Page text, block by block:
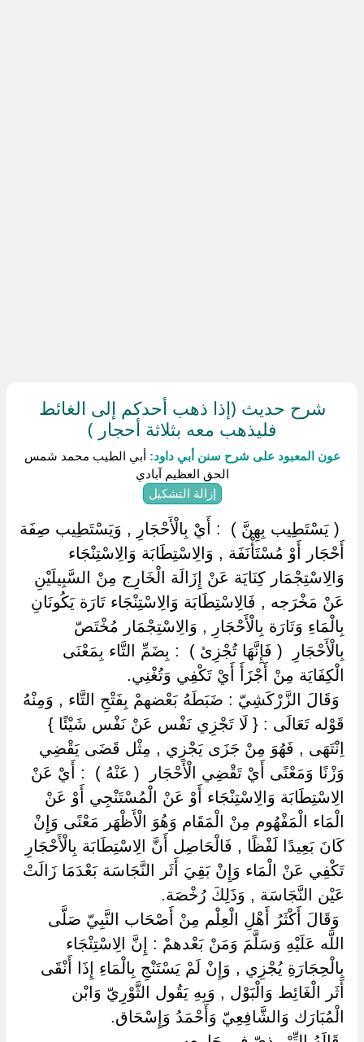
شرح حديث (إذا ذهب أحدكم إلى الغائط
فليذهب معه بثلاثة أحجار )
عون المعبود على شرح سنن أبي داود: أبي الطيب محمد شمس
الحق العظيم آبادي
إزالة التشكيل
‏ ‏( يَسْتَطِيب بِهِنَّ ) ‏ ‏: أَيْ بِالْأَحْجَارِ , وَيَسْتَطِيب صِفَة
أَحْجَار أَوْ مُسْتَأْنَفَة , وَالِاسْتِطَابَة وَالِاسْتِنْجَاء
وَالِاسْتِجْمَار كِنَايَة عَنْ إِزَالَة الْخَارِج مِنْ السَّبِيلَيْنِ
عَنْ مَخْرَجه , فَالِاسْتِطَابَة وَالِاسْتِنْجَاء تَارَة يَكُونَانِ
بِالْمَاءِ وَتَارَة بِالْأَحْجَارِ , وَالِاسْتِجْمَار مُخْتَصّ
بِالْأَحْجَارِ ‏ ‏( فَإِنَّهَا تُجْزِئ ) ‏ ‏: بِضَمِّ التَّاء بِمَعْنَى
الْكِفَايَة مِنْ أَجْزَأَ أَيْ تَكْفِي وَتُغْنِي.
‏ ‏وَقَالَ الزَّرْكَشِيّ : ضَبَطَهُ بَعْضهمْ بِفَتْحِ التَّاء , وَمِنْهُ
قَوْله تَعَالَى : { لَا تَجْزِي نَفْس عَنْ نَفْس شَيْئًا }
اِنْتَهَى , فَهُوَ مِنْ جَزَى يَجْزِي , مِثْل قَضَى يَقْضِي
وَزْنًا وَمَعْنًى أَيْ تَقْضِي الْأَحْجَار ‏ ‏( عَنْهُ ) ‏ ‏: أَيْ عَنْ
الِاسْتِطَابَة وَالِاسْتِنْجَاء أَوْ عَنْ الْمُسْتَنْجِي أَوْ عَنْ
الْمَاء الْمَفْهُوم مِنْ الْمَقَام وَهُوَ الْأَظْهَر مَعْنًى وَإِنْ
كَانَ بَعِيدًا لَفْظًا , فَالْحَاصِل أَنَّ الِاسْتِطَابَة بِالْأَحْجَارِ
تَكْفِي عَنْ الْمَاء وَإِنْ بَقِيَ أَثَر النَّجَاسَة بَعْدَمَا زَالَتْ
عَيْن النَّجَاسَة , وَذَلِكَ رُخْصَة.
‏ ‏وَقَالَ أَكْثَرُ أَهْلِ الْعِلْم مِنْ أَصْحَاب النَّبِيّ صَلَّى
اللَّه عَلَيْهِ وَسَلَّمَ وَمَنْ بَعْدهمْ : إِنَّ الِاسْتِنْجَاء
بِالْحِجَارَةِ يُجْزِي , وَإِنْ لَمْ يَسْتَنْجِ بِالْمَاءِ إِذَا أَنْقَى
أَثَر الْغَائِط وَالْبَوْل , وَبِهِ يَقُول الثَّوْرِيّ وَابْن
الْمُبَارَك وَالشَّافِعِيّ وَأَحْمَدُ وَإِسْحَاق.